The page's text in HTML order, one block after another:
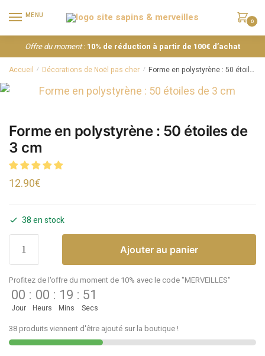
MENU
0
Offre du moment: 10% de réduction à partir de 100€ d’achat
Accueil / Décorations de Noël pas cher / Forme en polystyrène : 50 étoiles de 3 cm
Forme en polystyrène : 50 étoiles de
3 cm
12.90€
38 en stock
Ajouter au panier
Profitez de l'offre du moment de 10% avec le code "MERVEILLES"
00
Jour
: 00
Heurs
: 19
Mins
: 51
Secs
38 produits viennent d'être ajouté sur la boutique !